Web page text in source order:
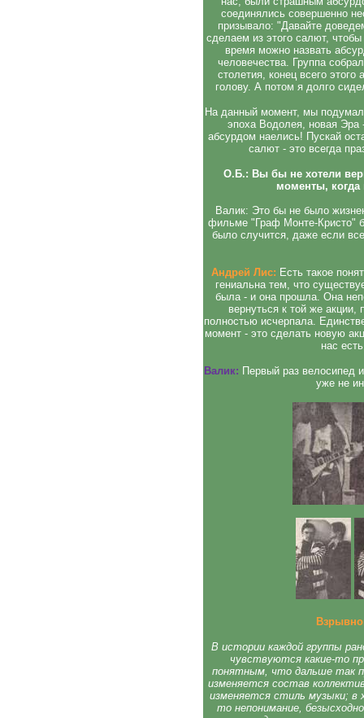
соединялись совершенно
призывало: "Давайте
сделаем из этого салют,
время можно назвать
человечества. Группа
столетия, конец всего
голову. А потом я долго
На данный момент, мы
эпоха Водолея, новая Эра
абсурдом наелись! Пускай
салют - это всегда
О.Б.: Вы бы не хотели
моменты, когда
Валик: Это бы не было
фильме "Граф Монте-Кристо"
было случится, даже если
Андрей Лис: Есть такое
гениальна тем, что
была - и она прошла. Она
вернуться к той же акции,
полностью исчерпала.
момент - это сделать новую
нас
Валик: Первый раз велосипед
уже не
В истории каждой группы
чувствуются какие-то
понятным, что дальше так
изменяется состав
изменяется стиль музыки; в
то непонимание,